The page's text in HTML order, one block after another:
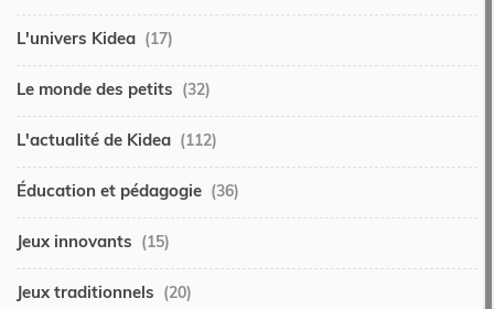
L'univers Kidea (17)
Le monde des petits (32)
L'actualité de Kidea (112)
Éducation et pédagogie (36)
Jeux innovants (15)
Jeux traditionnels (20)